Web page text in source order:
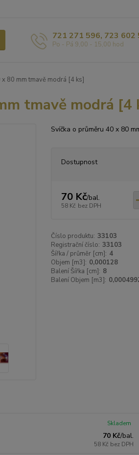
721 271 596, 723 602
Po - Pá 9,00 - 15,00 hod
80 mm tmavě modrá [4 ks]
tmavě modrá [4
Svíčka o průměru 40 x 80
Dostupnost
70 Kč/bal.
58 Kč bez DPH
Číslo produktu: 33103
Registrační číslo: 33103
Šířka / průměr [cm]: 4
Objem [m3]: 0,000128
Balení Šířka [cm]: 8
Balení Objem [m3]:
70 Kč/bal.
58 Kč bez DPH
Skladem